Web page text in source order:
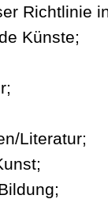
Richtlinie
Künste;
Literatur;